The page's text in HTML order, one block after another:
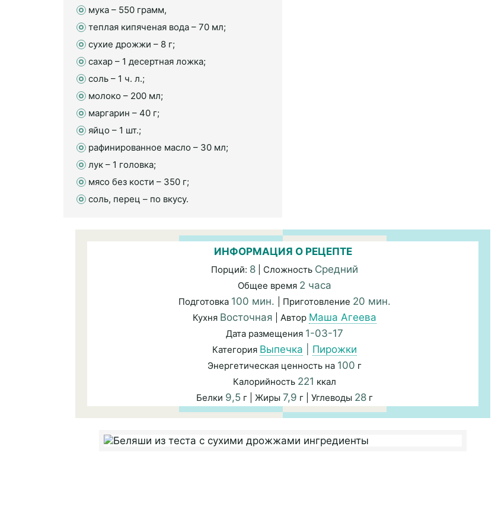
мука – 550 грамм,
теплая кипяченая вода – 70 мл;
сухие дрожжи – 8 г;
сахар – 1 десертная ложка;
соль – 1 ч. л.;
молоко – 200 мл;
маргарин – 40 г;
яйцо – 1 шт.;
рафинированное масло – 30 мл;
лук – 1 головка;
мясо без кости – 350 г;
соль, перец – по вкусу.
ИНФОРМАЦИЯ О РЕЦЕПТЕ
Порций: 8| Сложность Средний
Общее время 2 часа
Подготовка 100 мин. | Приготовление 20 мин.
Кухня Восточная | Автор Маша Агеева
Дата размещения 1-03-17
Категория Выпечка Пирожки
Энергетическая ценность на 100 г
Калорийность 221 ккал
Белки 9,5г | Жиры 7,9 г | Углеводы 28г